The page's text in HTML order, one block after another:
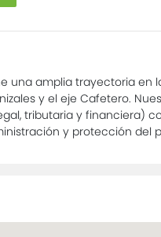
una amplia trayectoria en
y el eje Cafetero.
tributaria y financiera)
y protección del